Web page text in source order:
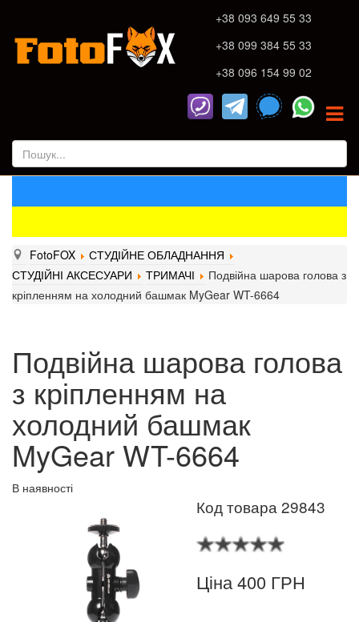
+38 093 649 55 33
+38 099 384 55 33
+38 096 154 99 02
FotoFOX
СТУДІЙНЕ ОБЛАДНАННЯ
СТУДІЙНІ АКСЕСУАРИ
ТРИМАЧІ
Подвійна шарова голова з
кріпленням на холодний башмак MyGear WT-6664
Подвійна шарова голова
з кріпленням на
холодний башмак
MyGear WT-6664
В наявності
Код товара 29843
Ціна 400 ГРН